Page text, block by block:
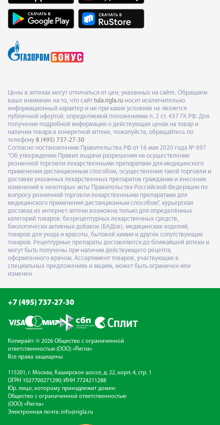
Цены в аптеках могут отличаться от цен, указанных на сайте. Обращаем
ваше внимание на то, что сайт tula.rigla.ru носит исключительно
информационный характер и ни при каких условиях не является
публичной офертой, определяемой положениями п. 2 ст. 437 ГК РФ. Для
получения подробной информации о действующих ценах на товар и
наличии товара в конкретной аптеке, пожалуйста, обращайтесь по
телефону 8 (495) 737-27-30
Согласно постановлению Правительства РФ от 16 мая 2020 года № 697
"Об утверждении Правил выдачи разрешения на осуществление
розничной торговли лекарственными препаратами для медицинского
применения дистанционным способом, осуществления такой торговли и
доставки указанных лекарственных препаратов гражданам и внесении
изменений в некоторые акты Правительства Российской Федерации по
вопросу розничной торговли лекарственными препаратами для
медицинского применения дистанционным способом", курьерская
доставка из интернет-аптеки возможна только для определённых
категорий товаров: безрецептурных лекарственных средств,
биологически активных добавок (БАДов), медицинских изделий,
товаров для ухода и красоты, бытовой химии и других сопутствующих
товаров. Рецептурные препараты доставляются до ближайшей аптеки и
могут быть получены при наличии действующего рецепта,
оформленного врачом. Ассортимент товаров, участвующих в
специальных предложениях и акциях, может быть ограничен или
изменен
+7 (495) 737-27-30
Копирайт: © 2026 Общество с ограниченной
ответственностью (ООО) «Ригла»
Все права защищены
115201, г. Москва, Каширское шоссе, д. 22, корп. 4, стр. 1
ОГРН 1027700271290; ИНН 7724211288
Юр. лицо, которому принадлежит домен:
Общество с ограниченной ответственностью
(ООО) «Ригла»
Электронная почта: info@rigla.ru